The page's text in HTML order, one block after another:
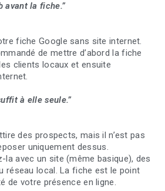
avant la fiche.”
fiche Google sans site internet.
de mettre d’abord la fiche
clients locaux et ensuite
à elle seule.”
des prospects, mais il n’est pas
uniquement dessus.
la avec un site (même basique), des
réseau local. La fiche est le point
de votre présence en ligne.